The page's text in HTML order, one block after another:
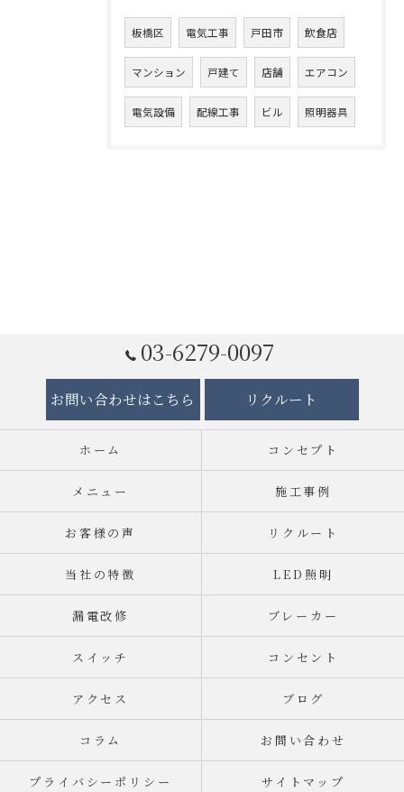
板橋区 電気工事 戸田市 飲食店
マンション 戸建て 店舗 エアコン
電気設備 配線工事 ビル 照明器具
03-6279-0097
お問い合わせはこちら リクルート
ホーム コンセプト
メニュー 施工事例
お客様の声 リクルート
当社の特徴 LED照明
漏電改修 ブレーカー
スイッチ コンセント
アクセス ブログ
コラム お問い合わせ
プライバシーポリシー サイトマップ